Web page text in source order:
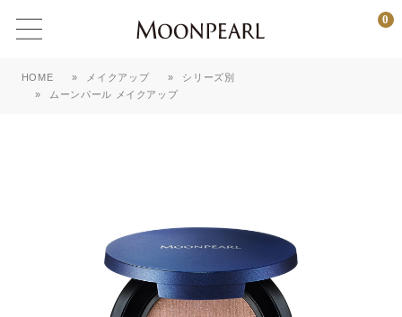
0
HOME » メイクアップ »
シリーズ別
»
ムーンパール メイクアップ